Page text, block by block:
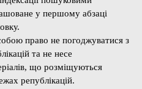
у першому абзаці
право не погоджуватися з
та не несе
що розміщуються
републікацій.